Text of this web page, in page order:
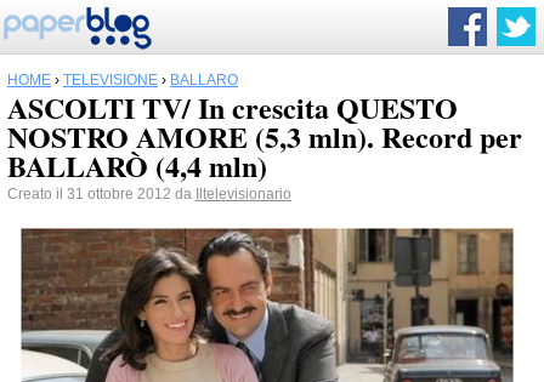
HOME › TELEVISIONE › BALLARÒ
ASCOLTI TV/ In crescita QUESTO
NOSTRO AMORE (5,3 mln). Record per
BALLARÒ (4,4 mln)
Creato il 31 ottobre 2012 da Iltelevisionario